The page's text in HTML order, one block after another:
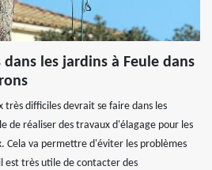
dans les jardins à Feule dans
difficiles devrait se faire dans les
de réaliser des travaux d'élagage pour les
Cela va permettre d'éviter les problèmes
est très utile de contacter des